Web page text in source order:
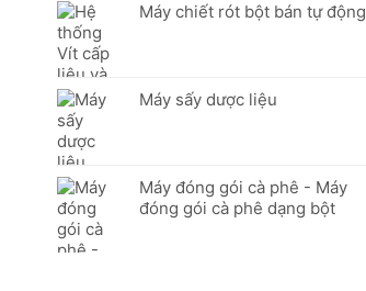
Máy chiết rót bột bán tự động
Máy sấy dược liệu
Máy đóng gói cà phê - Máy
đóng gói cà phê dạng bột